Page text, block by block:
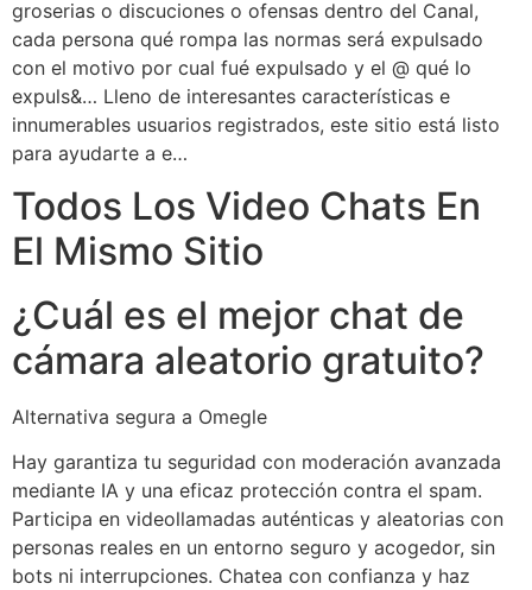
groserias o discuciones o ofensas dentro del Canal,
cada persona qué rompa las normas será expulsado
con el motivo por cual fué expulsado y el @ qué lo
expuls&… Lleno de interesantes características e
innumerables usuarios registrados, este sitio está listo
para ayudarte a e…
Todos Los Video Chats En
El Mismo Sitio
¿Cuál es el mejor chat de
cámara aleatorio gratuito?
Alternativa segura a Omegle
Hay garantiza tu seguridad con moderación avanzada
mediante IA y una eficaz protección contra el spam.
Participa en videollamadas auténticas y aleatorias con
personas reales en un entorno seguro y acogedor, sin
bots ni interrupciones. Chatea con confianza y haz